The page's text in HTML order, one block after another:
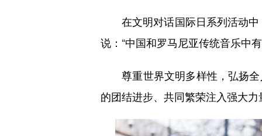
在文明对话国际日系列活动中
说：“中国和罗马尼亚传统音乐中
尊重世界文明多样性，弘扬全
的团结进步、共同繁荣注入强大力